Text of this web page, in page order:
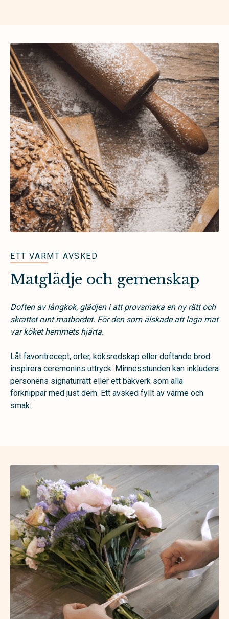
ETT VARMT AVSKED
Matglädje och gemenskap
Doften av långkok, glädjen i att provsmaka en ny rätt och
skrattet runt matbordet. För den som älskade att laga mat
var köket hemmets hjärta.
Låt favoritrecept, örter, köksredskap eller doftande bröd
inspirera ceremonins uttryck. Minnesstunden kan inkludera
personens signaturrätt eller ett bakverk som alla
förknippar med just dem. Ett avsked fyllt av värme och
smak.